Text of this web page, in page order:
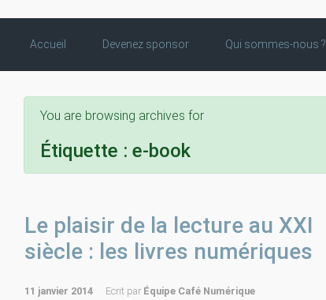
Accueil Devenez sponsor Qui sommes-nous ?
You are browsing archives for
Étiquette : e-book
Le plaisir de la lecture au XXI
siècle : les livres numériques
11 janvier 2014 Ecrit par Équipe Café Numérique